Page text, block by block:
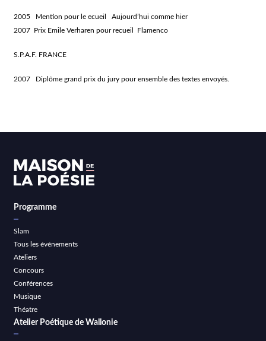
2005 Mention pour le ecueil Aujourd’hui comme hier
2007 Prix Emile Verharen pour recueil Flamenco
S.P.A.F. FRANCE
2007 Diplôme grand prix du jury pour ensemble des textes envoyés.
Programme
Slam
Tous les événements
Ateliers
Concours
Conférences
Musique
Théatre
Atelier Poétique de Wallonie